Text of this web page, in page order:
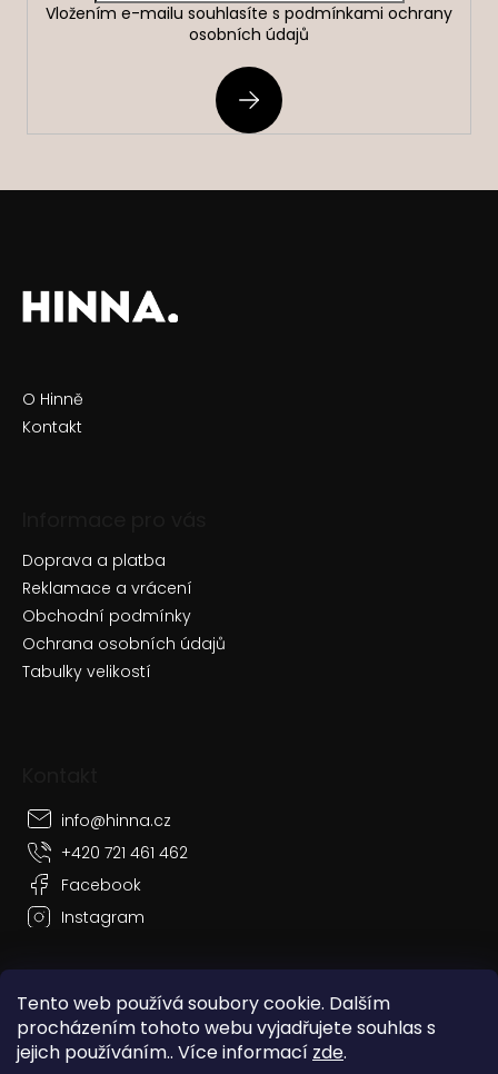
Tento web používá soubory cookie. Dalším
procházením tohoto webu vyjadřujete souhlas s
jejich používáním.. Více informací zde.
Vložením e-mailu souhlasíte s podmínkami ochrany
osobních údajů
PŘIHLÁSIT
SE
O Hinně
Kontakt
Doprava a platba
Reklamace a vrácení
Obchodní podmínky
Ochrana osobních údajů
Tabulky velikostí
info@hinna.cz
+420 721 461 462
Facebook
Instagram
Vytvořil Shoptet